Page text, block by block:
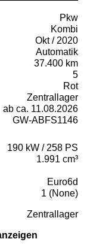
Pkw
Kombi
Okt / 2020
Automatik
37.400 km
5
Rot
Zentrallager
ab ca. 11.08.2026
GW-ABFS1146
190 kW / 258 PS
1.991 cm³
Euro6d
1 (None)
Zentrallager